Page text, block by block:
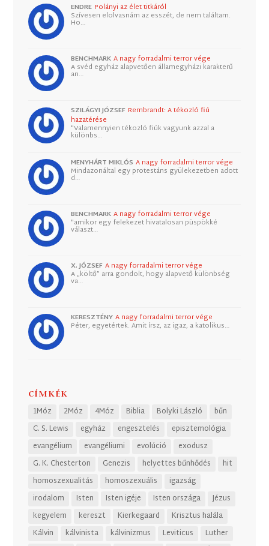
ENDRE Polányi az élet titkáról
Szívesen elolvasnám az esszét, de nem találtam.
Ho…
BENCHMARK A nagy forradalmi terror vége
A svéd egyház alapvetően államegyházi karakterű
an…
SZILÁGYI JÓZSEF Rembrandt: A tékozló fiú
hazatérése
"Valamennyien tékozló fiúk vagyunk azzal a
különbs…
MENYHÁRT MIKLÓS A nagy forradalmi terror vége
Mindazonáltal egy protestáns gyülekezetben adott
d…
BENCHMARK A nagy forradalmi terror vége
"amikor egy felekezet hivatalosan püspökké
választ…
X. JÓZSEF A nagy forradalmi terror vége
A „költő” arra gondolt, hogy alapvető különbség
va…
KERESZTÉNY A nagy forradalmi terror vége
Péter, egyetértek. Amit írsz, az igaz, a katolikus…
CÍMKÉK
1Móz 2Móz 4Móz Biblia Bolyki László
bűn
C. S. Lewis
egyház engesztelés
episztemológia
evangélium
evangéliumi evolúció
exodusz
G. K. Chesterton
Genezis helyettes bűnhődés
hit
homoszexualitás
homoszexuális
igazság
irodalom
Isten Isten igéje Isten országa
Jézus
kegyelem
kereszt Kierkegaard
Krisztus halála
Kálvin
kálvinista kálvinizmus Leviticus
Luther